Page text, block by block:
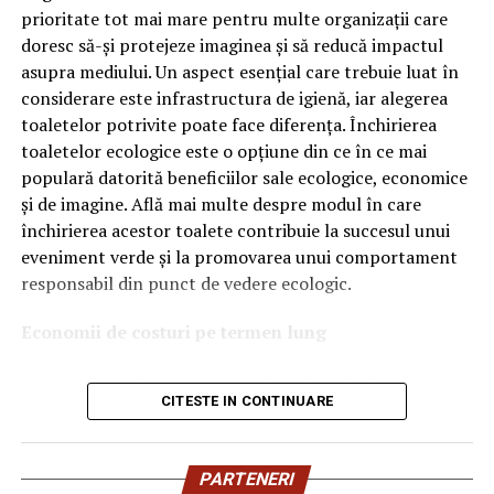
OEM.
Ce înseamnă Ravenol VMP?
DenumireaVMPidentifică o gamă de uleiuri dezvoltate
pentru motoare moderne care necesită performanțe
ridicate și compatibilitate cu numeroase specificații ale
constructorilor auto.
Acest produs este destinat în special motoarelor
moderne pe benzină și diesel, inclusiv celor echipate cu:
catalizatoare moderne;
sisteme Start-Stop.
prioritate tot mai mare pentru multe organizații care
doresc să-și protejeze imaginea și să reducă impactul
asupra mediului. Un aspect esențial care trebuie luat în
considerare este infrastructura de igienă, iar alegerea
toaletelor potrivite poate face diferența. Închirierea
toaletelor ecologice este o opțiune din ce în ce mai
populară datorită beneficiilor sale ecologice, economice
și de imagine. Află mai multe despre modul în care
închirierea acestor toalete contribuie la succesul unui
eveniment verde și la promovarea unui comportament
responsabil din punct de vedere ecologic.
Economii de costuri pe termen lung
Unul dintre cele mai mari avantaje ale activității
închiriere toalete ecologiceeste economia de costuri.
termen lung, aceasta este o opțiune mai rentabilă decât
construirea unei infrastructuri permanente de toalete.
CITESTE IN CONTINUARE
PARTENERI